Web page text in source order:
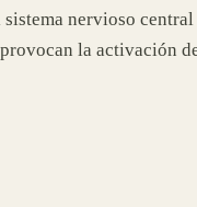
nervioso
la